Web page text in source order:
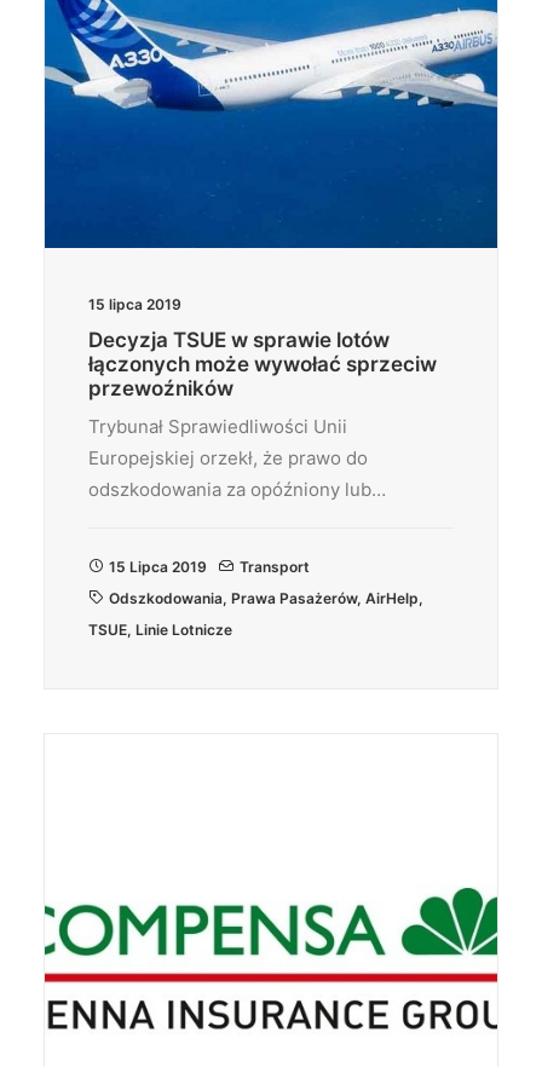
15 lipca 2019
Decyzja TSUE w sprawie lotów
łączonych może wywołać sprzeciw
przewoźników
Trybunał Sprawiedliwości Unii
Europejskiej orzekł, że prawo do
odszkodowania za opóźniony lub…
15 Lipca 2019
Transport
Odszkodowania, Prawa Pasażerów, AirHelp,
TSUE, Linie Lotnicze